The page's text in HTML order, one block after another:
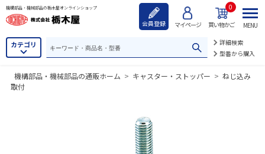
機構部品・機械部品の栃木屋オンラインショップ
会員登録 マイページ 買い物かご
0
カテゴリ
詳細検索
型番から購入
MENU
機構部品・機械部品の通販ホーム > キャスター・ストッパー > ねじ込み
取付